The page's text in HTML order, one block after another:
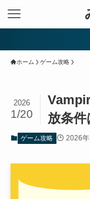
当サ
ホーム ゲーム攻略
放条
2026
1/20
ゲーム攻略 2026